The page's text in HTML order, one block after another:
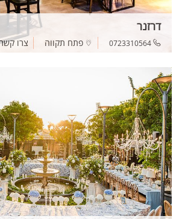
דרזנר
0723310564 פתח תקווה צרו